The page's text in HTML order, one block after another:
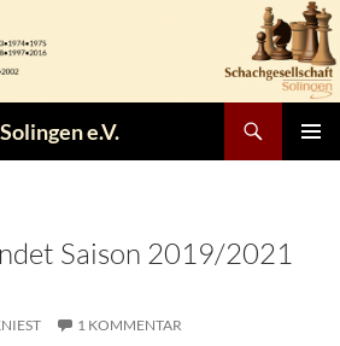
e.V.
Saison 2019/2021
1 KOMMENTAR